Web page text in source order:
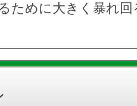
ために大きく暴れ